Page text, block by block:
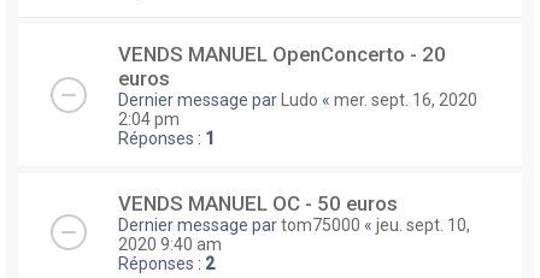
VENDS MANUEL OpenConcerto - 20
euros
Dernier message parLudo « mer. sept. 16, 2020
2:04 pm
Réponses : 1
VENDS MANUEL OC - 50 euros
Dernier message partom75000 « jeu. sept. 10,
2020 9:40 am
Réponses : 2